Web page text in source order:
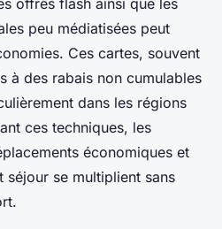
peu médiatisées peut
Ces cartes, souvent
à des rabais non cumulables
dans les régions
ces techniques, les
économiques et
séjour se multiplient sans